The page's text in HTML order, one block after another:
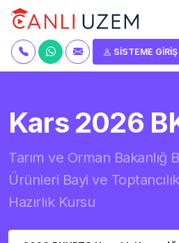
SİSTEME GİRİŞ
Kars 2026
Tarım ve Orman Bakanlığ
Ürünleri Bayi ve Toptancılık
Hazırlık Kursu